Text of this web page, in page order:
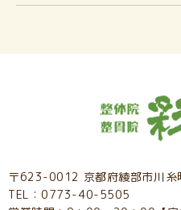
〒623-0012 京都府綾部市川
TEL：0773-40-5505